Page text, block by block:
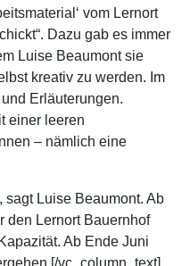
vom Lernort
Dazu gab es immer
Luise Beaumont sie
kreativ zu werden. Im
Erläuterungen.
einer leeren
– nämlich eine
sagt Luise Beaumont. Ab
den Lernort Bauernhof
Ab Ende Juni
vc_column_text]